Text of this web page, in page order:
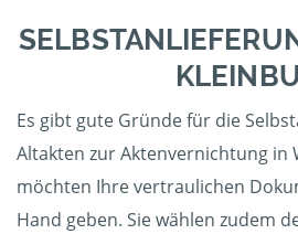
Es gibt gute Gründe für die
Altakten zur Aktenvernichtung in
möchten Ihre vertraulichen
Hand geben. Sie wählen zudem